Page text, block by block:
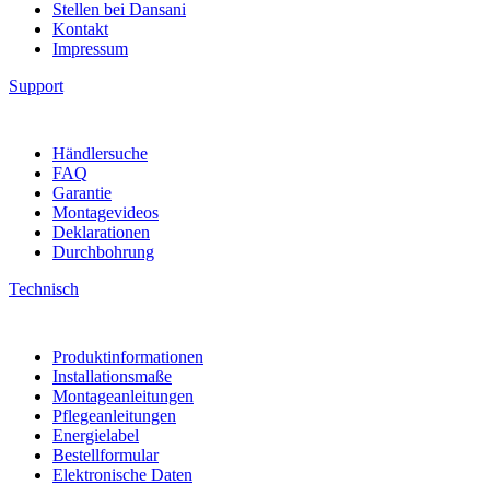
Stellen bei Dansani
Kontakt
Impressum
Support
Händlersuche
FAQ
Garantie
Montagevideos
Deklarationen
Durchbohrung
Technisch
Produktinformationen
Installationsmaße
Montageanleitungen
Pflegeanleitungen
Energielabel
Bestellformular
Elektronische Daten